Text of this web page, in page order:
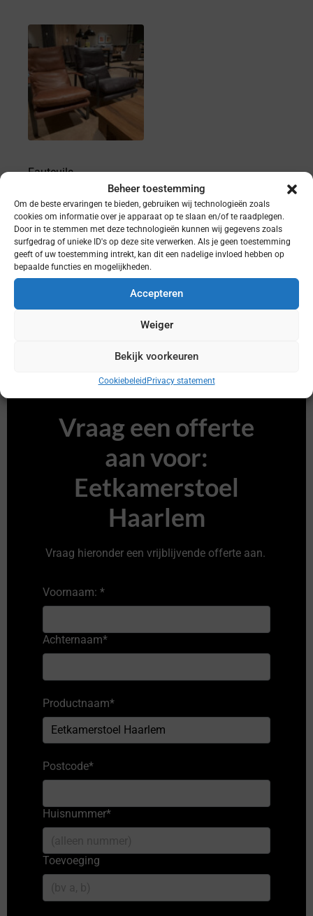
Beheer toestemming
Om de beste ervaringen te bieden, gebruiken wij technologieën zoals
cookies om informatie over je apparaat op te slaan en/of te raadplegen.
Door in te stemmen met deze technologieën kunnen wij gegevens zoals
surfgedrag of unieke ID's op deze site verwerken. Als je geen toestemming
geeft of uw toestemming intrekt, kan dit een nadelige invloed hebben op
bepaalde functies en mogelijkheden.
Accepteren
Weiger
Bekijk voorkeuren
CookiebeleidPrivacy statement
Fauteuils,
Fauteuil Lex –
Eleonora
Vraag een offerte
aan voor:
Eetkamerstoel
Haarlem
Vraag hieronder een vrijblijvende offerte aan.
Voornaam: *
Achternaam*
Productnaam*
Postcode*
Huisnummer*
Toevoeging